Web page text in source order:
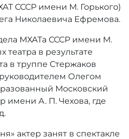
СССР имени М. Горького)
Николаевича Ефремова.
МХАТа СССР имени М.
театра в результате
в труппе Стержаков
Олегом
Московский
имени А. П. Чехова, где
актер занят в спектакле